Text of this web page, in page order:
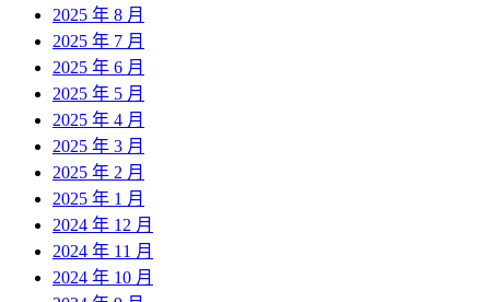
2025 年 8 月
2025 年 7 月
2025 年 6 月
2025 年 5 月
2025 年 4 月
2025 年 3 月
2025 年 2 月
2025 年 1 月
2024 年 12 月
2024 年 11 月
2024 年 10 月